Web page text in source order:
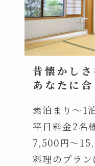
昔懐かしさ
あなたに
素泊まり〜1
平日料金2名
7,500円〜
料理のプラン